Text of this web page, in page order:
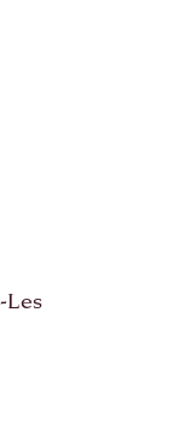
Les